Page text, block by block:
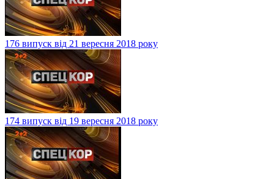
176 випуск від 21 вересня 2018 року
174 випуск від 19 вересня 2018 року